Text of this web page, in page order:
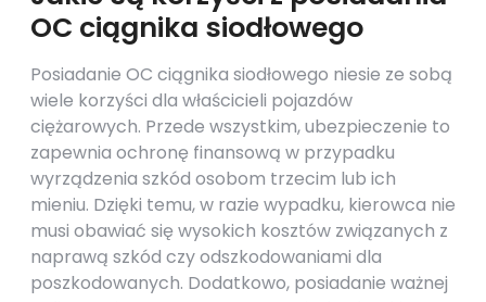
OC ciągnika siodłowego
Posiadanie OC ciągnika siodłowego niesie ze sobą
wiele korzyści dla właścicieli pojazdów
ciężarowych. Przede wszystkim, ubezpieczenie to
zapewnia ochronę finansową w przypadku
wyrządzenia szkód osobom trzecim lub ich
mieniu. Dzięki temu, w razie wypadku, kierowca nie
musi obawiać się wysokich kosztów związanych z
naprawą szkód czy odszkodowaniami dla
poszkodowanych. Dodatkowo, posiadanie ważnej